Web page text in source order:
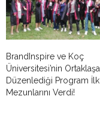
BrandInspire ve Koç
Üniversitesi’nin Ortaklaşa
Düzenlediği Program İlk
Mezunlarını Verdi!